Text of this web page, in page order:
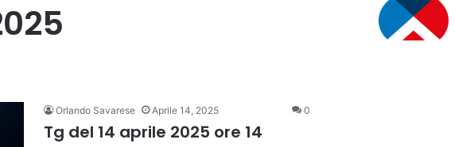
Orlando Savarese Aprile 14, 2025 0
Tg del 14 aprile 2025 ore 14